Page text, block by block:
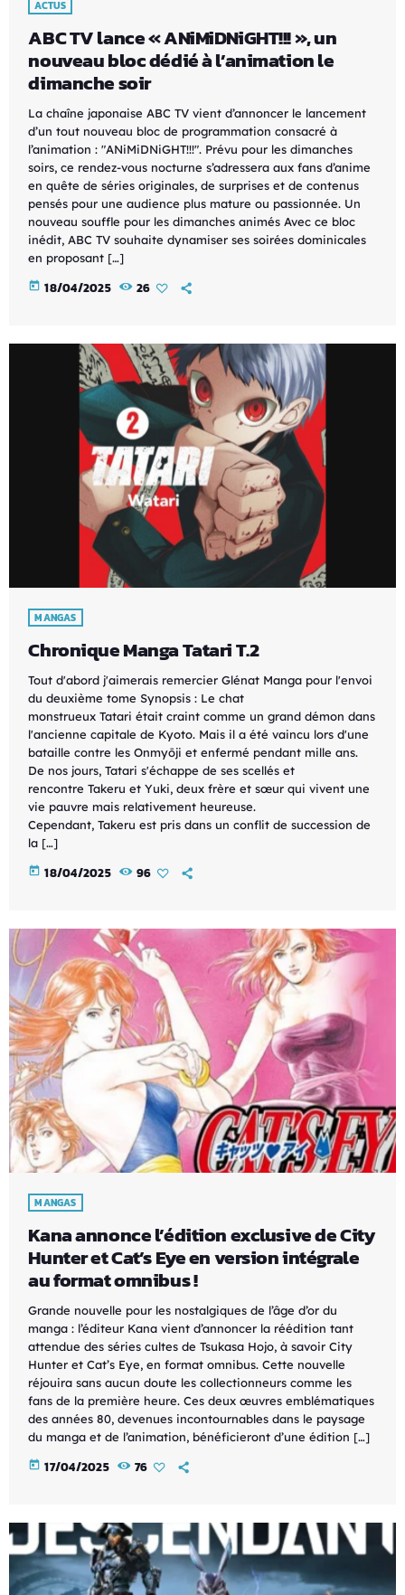
ACTUS
ABC TV lance « ANiMiDNiGHT!!! », un
nouveau bloc dédié à l’animation le
dimanche soir
La chaîne japonaise ABC TV vient d’annoncer le lancement
d’un tout nouveau bloc de programmation consacré à
l’animation : "ANiMiDNiGHT!!!". Prévu pour les dimanches
soirs, ce rendez-vous nocturne s’adressera aux fans d’anime
en quête de séries originales, de surprises et de contenus
pensés pour une audience plus mature ou passionnée. Un
nouveau souffle pour les dimanches animés Avec ce bloc
inédit, ABC TV souhaite dynamiser ses soirées dominicales
en proposant […]
today 18/04/2025 26
MANGAS
Chronique Manga Tatari T.2
Tout d'abord j'aimerais remercier Glénat Manga pour l'envoi
du deuxième tome Synopsis : Le chat
monstrueux Tatari était craint comme un grand démon dans
l'ancienne capitale de Kyoto. Mais il a été vaincu lors d'une
bataille contre les Onmyōji et enfermé pendant mille ans.
De nos jours, Tatari s'échappe de ses scellés et
rencontre Takeru et Yuki, deux frère et sœur qui vivent une
vie pauvre mais relativement heureuse.
Cependant, Takeru est pris dans un conflit de succession de
la […]
today 18/04/2025 96
MANGAS
Kana annonce l’édition exclusive de City
Hunter et Cat’s Eye en version intégrale
au format omnibus !
Grande nouvelle pour les nostalgiques de l’âge d’or du
manga : l’éditeur Kana vient d’annoncer la réédition tant
attendue des séries cultes de Tsukasa Hojo, à savoir City
Hunter et Cat’s Eye, en format omnibus. Cette nouvelle
réjouira sans aucun doute les collectionneurs comme les
fans de la première heure. Ces deux œuvres emblématiques
des années 80, devenues incontournables dans le paysage
du manga et de l’animation, bénéficieront d’une édition […]
today 17/04/2025 76